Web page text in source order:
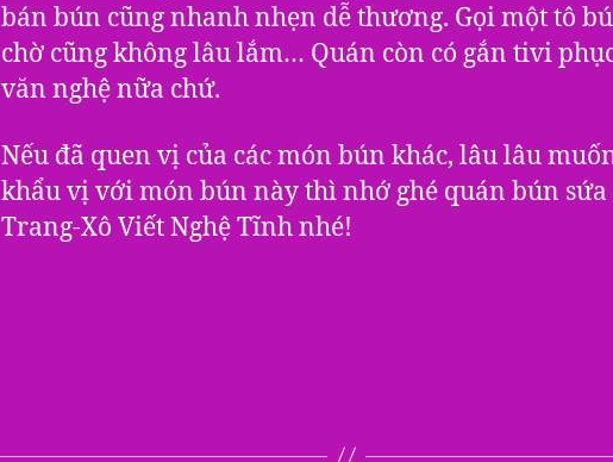
bán bún cũng nhanh nhẹn dễ thương. Gọi một tô
chờ cũng không lâu lắm… Quán còn có gắn tivi
văn nghệ nữa chứ.
Nếu đã quen vị của các món bún khác, lâu lâu
khẩu vị với món bún này thì nhớ ghé quán bún sứa
Trang-Xô Viết Nghệ Tĩnh nhé!